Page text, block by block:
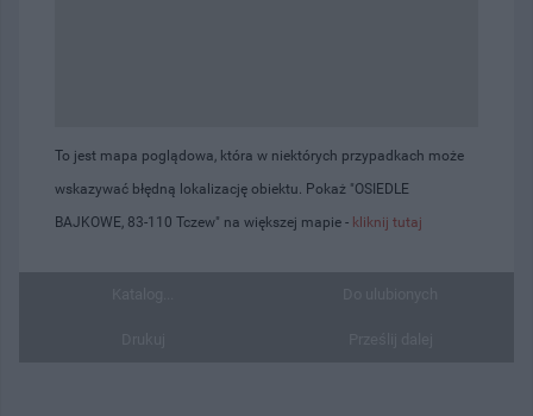
To jest mapa poglądowa, która w niektórych przypadkach może
wskazywać błędną lokalizację obiektu. Pokaż "OSIEDLE
BAJKOWE, 83-110 Tczew" na większej mapie - kliknij tutaj